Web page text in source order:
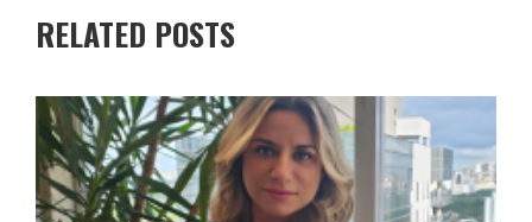
RELATED POSTS